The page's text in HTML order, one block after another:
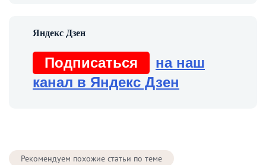
Подписаться
на наш
канал в Яндекс Дзен
Рекомендуем похожие статьи по теме